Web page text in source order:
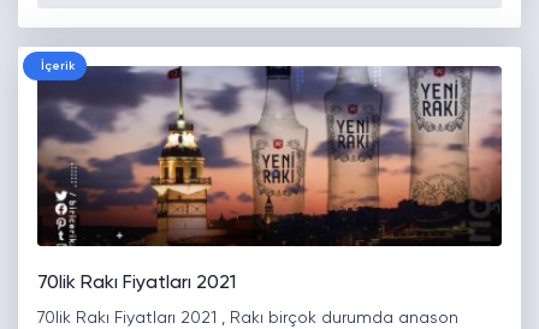
İçerik
70lik Rakı Fiyatları 2021
70lik Rakı Fiyatları 2021 , Rakı birçok durumda anason